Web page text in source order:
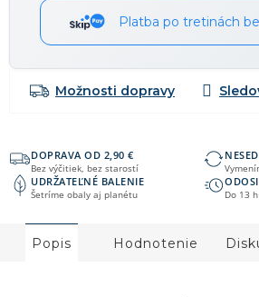
Platba po tretinách
Možnosti dopravy
DOPRAVA OD 2,90 €
Bez výčitiek, bez starostí
UDRŽATEĽNÉ BALENIE
Šetríme obaly aj planétu Do 13
Popis Hodnotenie